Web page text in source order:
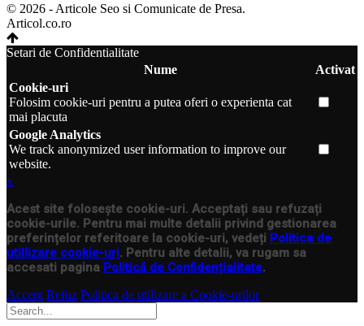
© 2026 - Articole Seo si Comunicate de Presa.
Articol.co.ro
Setari de Confidentialitate
Nume
Activat
Cookie-uri
Folosim cookie-uri pentru a putea oferi o experienta cat
mai placuta
Google Analytics
We track anonymized user information to improve our
website.
x
Acest site folosește cookie-uri. Acceptați sau refuzați
cookie-urile. Pentru mai multe detalii privind gestionarea
preferințelor referitoare la cookie-uri, vedeți Politica de
utillizare cookie-uri. Pentru alte detalii, va rugam sa
accesati pagina Politică de Confidențialitate.
Accept Refuz Politica de utilizare a Cookie-urilor